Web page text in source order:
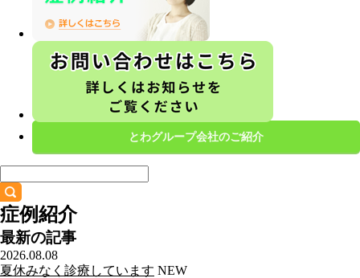
とわグループ会社のご紹介
症例紹介
最新の記事
2026.08.08
夏休みなく診療しています NEW